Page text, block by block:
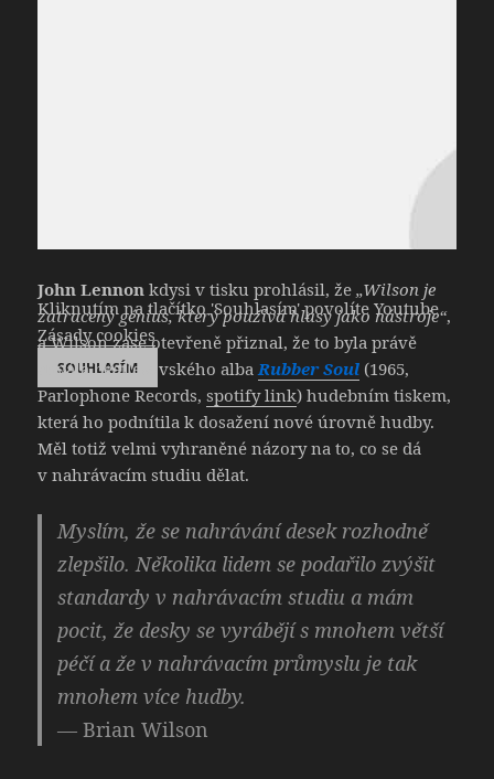
Kliknutím na tlačítko 'Souhlasím' povolíte Youtube
Zásady cookies
SOUHLASÍM
John Lennon kdysi v tisku prohlásil, že„Wilson je
zatracený génius, který používá hlasy jako nástroje“,
a Wilson zase otevřeně přiznal, že to byla právě
chvála beatlesovského alba Rubber Soul (1965,
Parlophone Records,spotify link) hudebním tiskem,
která ho podnítila k dosažení nové úrovně hudby.
Měl totiž velmi vyhraněné názory na to, co se dá
v nahrávacím studiu dělat.
Myslím, že se nahrávání desek rozhodně
zlepšilo. Několika lidem se podařilo zvýšit
standardy v nahrávacím studiu a mám
pocit, že desky se vyrábějí s mnohem větší
péčí a že v nahrávacím průmyslu je tak
mnohem více hudby.
— Brian Wilson